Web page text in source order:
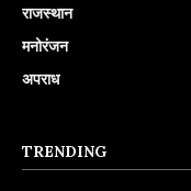
राजस्थान
मनोरंजन
अपराध
TRENDING